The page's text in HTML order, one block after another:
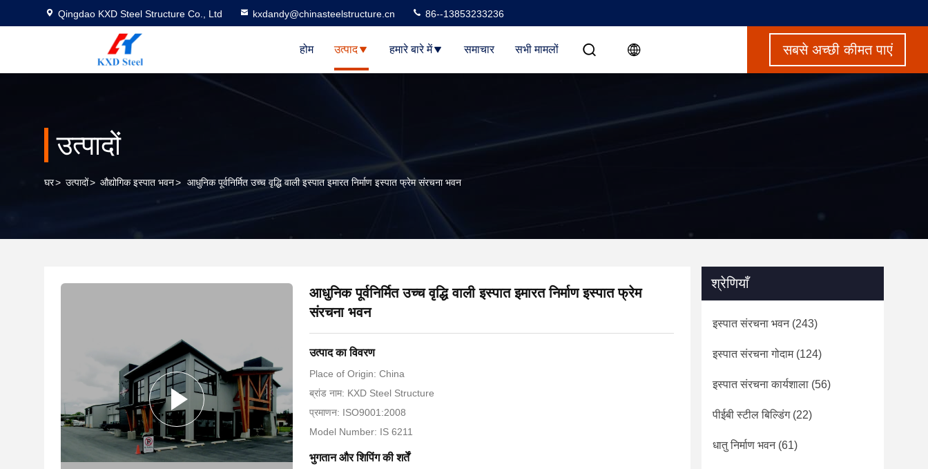
Qingdao KXD Steel Structure Co., Ltd kxdandy@chinasteelstructure.cn 86--13853233236
होम उत्पाद हमारे बारे में समाचार सभी मामलों सबसे अच्छी कीमत पाएं
उत्पादों
घर> उत्पादों> औद्योगिक इस्पात भवन> आधुनिक पूर्वनिर्मित उच्च वृद्धि वाली इस्पात इमारत निर्माण इस्पात फ्रेम संरचना भवन
आधुनिक पूर्वनिर्मित उच्च वृद्धि वाली इस्पात इमारत निर्माण इस्पात फ्रेम
संरचना भवन
उत्पाद का विवरण
Place of Origin: China
ब्रांड नाम: KXD Steel Structure
प्रमाणन: ISO9001:2008
Model Number: IS 6211
भुगतान और शिपिंग की शर्तें
श्रेणियाँ
इस्पात संरचना भवन(243)
इस्पात संरचना गोदाम(124)
इस्पात संरचना कार्यशाला (56)
पीईबी स्टील बिल्डिंग(22)
धातु निर्माण भवन(61)